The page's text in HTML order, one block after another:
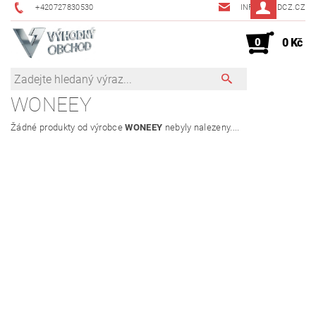
+420727830530 INFO@JMDCZ.CZ
0 0 Kč
WONEEY
Žádné produkty od výrobceWONEEY nebyly nalezeny....